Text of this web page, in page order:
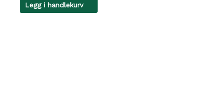
Legg i handlekurv